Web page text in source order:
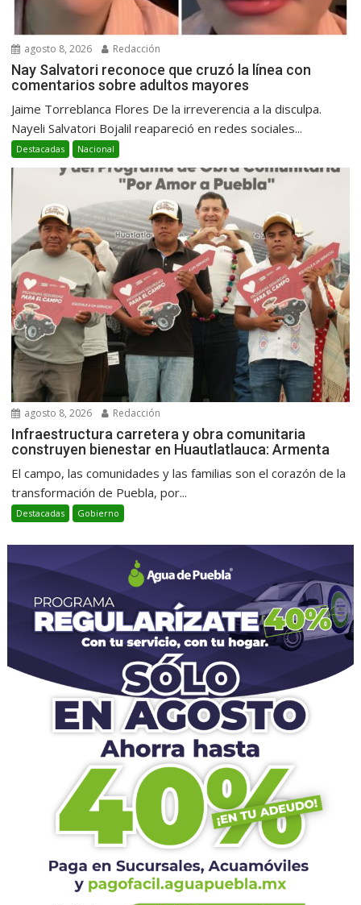
agosto 8, 2026 Redacción
Nay Salvatori reconoce que cruzó la línea con
comentarios sobre adultos mayores
Jaime Torreblanca Flores De la irreverencia a la disculpa.
Nayeli Salvatori Bojalil reapareció en redes sociales...
Destacadas Nacional
agosto 8, 2026 Redacción
Infraestructura carretera y obra comunitaria
construyen bienestar en Huautlatlauca: Armenta
El campo, las comunidades y las familias son el corazón de la
transformación de Puebla, por...
Destacadas Gobierno